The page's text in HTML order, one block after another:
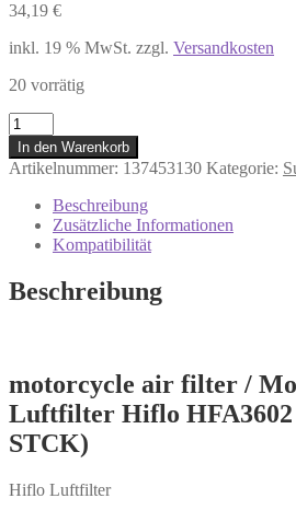
34,19 €
inkl. 19 % MwSt. zzgl. Versandkosten
20 vorrätig
Luftfilter
Hiflo
HFA3602
für
Suzuki
GSX
750
Menge
In den Warenkorb
Artikelnummer: 137453130 Kategorie:
Beschreibung
Zusätzliche Informationen
Kompatibilität
Beschreibung
motorcycle air filter /
Luftfilter Hiflo HFA3602
STCK)
Hiflo Luftfilter